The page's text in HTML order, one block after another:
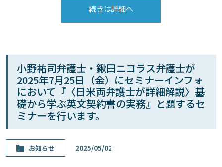
続きは詳細へ
小野祐司弁護士・鍬田ニコラス弁護士が
2025年7月25日（金）にセミナーインフォ
において『〈日米両弁護士が詳細解説〉基
礎から学ぶ英文契約書の実務』と題するセ
ミナーを行います。
お知らせ 2025/05/02